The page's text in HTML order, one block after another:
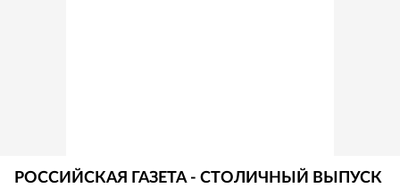
РОССИЙСКАЯ ГАЗЕТА - СТОЛИЧНЫЙ ВЫПУСК